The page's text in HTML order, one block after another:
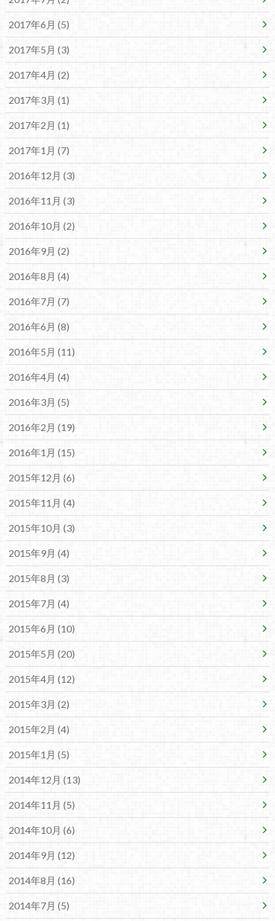
2017年6月 (5)
2017年5月 (3)
2017年4月 (2)
2017年3月 (1)
2017年2月 (1)
2017年1月 (7)
2016年12月 (3)
2016年11月 (3)
2016年10月 (2)
2016年9月 (2)
2016年8月 (4)
2016年7月 (7)
2016年6月 (8)
2016年5月 (11)
2016年4月 (4)
2016年3月 (5)
2016年2月 (19)
2016年1月 (15)
2015年12月 (6)
2015年11月 (4)
2015年10月 (3)
2015年9月 (4)
2015年8月 (3)
2015年7月 (4)
2015年6月 (10)
2015年5月 (20)
2015年4月 (12)
2015年3月 (2)
2015年2月 (4)
2015年1月 (5)
2014年12月 (13)
2014年11月 (5)
2014年10月 (6)
2014年9月 (12)
2014年8月 (16)
2014年7月 (5)